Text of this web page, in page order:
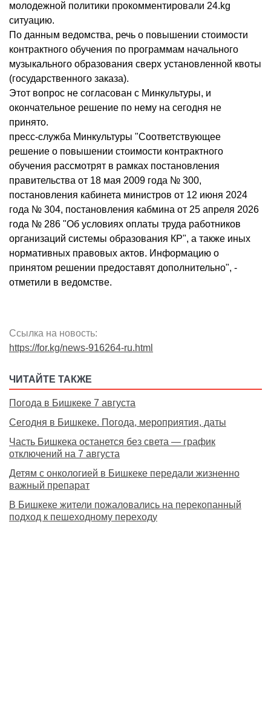
молодежной политики прокомментировали 24.kg
ситуацию.
По данным ведомства, речь о повышении стоимости
контрактного обучения по программам начального
музыкального образования сверх установленной квоты
(государственного заказа).
Этот вопрос не согласован с Минкультуры, и
окончательное решение по нему на сегодня не
принято.
пресс-служба Минкультуры "Соответствующее
решение о повышении стоимости контрактного
обучения рассмотрят в рамках постановления
правительства от 18 мая 2009 года № 300,
постановления кабинета министров от 12 июня 2024
года № 304, постановления кабмина от 25 апреля 2026
года № 286 "Об условиях оплаты труда работников
организаций системы образования КР", а также иных
нормативных правовых актов. Информацию о
принятом решении предоставят дополнительно", -
отметили в ведомстве.
Ссылка на новость:
https://for.kg/news-916264-ru.html
ЧИТАЙТЕ ТАКЖЕ
Погода в Бишкеке 7 августа
Сегодня в Бишкеке. Погода, мероприятия, даты
Часть Бишкека останется без света — график
отключений на 7 августа
Детям с онкологией в Бишкеке передали жизненно
важный препарат
В Бишкеке жители пожаловались на перекопанный
подход к пешеходному переходу